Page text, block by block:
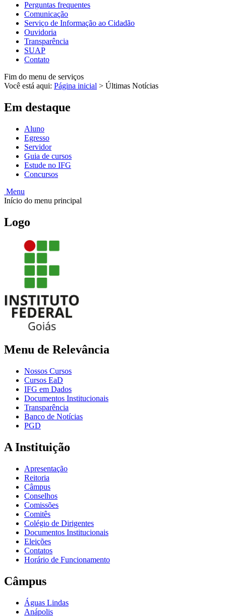
Perguntas frequentes
Comunicação
Serviço de Informação ao Cidadão
Ouvidoria
Transparência
SUAP
Contato
Fim do menu de serviços
Você está aqui: Página inicial > Últimas Notícias
Em destaque
Aluno
Egresso
Servidor
Guia de cursos
Estude no IFG
Concursos
Menu
Início do menu principal
Logo
Menu de Relevância
Nossos Cursos
Cursos EaD
IFG em Dados
Documentos Institucionais
Transparência
Banco de Notícias
PGD
A Instituição
Apresentação
Reitoria
Câmpus
Conselhos
Comissões
Comitês
Colégio de Dirigentes
Documentos Institucionais
Eleições
Contatos
Horário de Funcionamento
Câmpus
Águas Lindas
Anápolis